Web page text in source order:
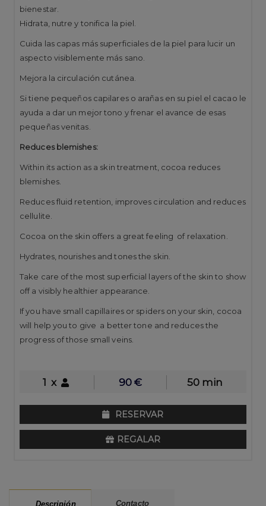
bienestar.
Hidrata, nutre y tonifica la piel.
Cuida las capas más superficiales de la piel para lucir un
aspecto visiblemente más sano.
Mejora la circulación cutánea.
Si tiene pequeños capilares o arañas en su piel el cacao le
ayuda a dar un mejor tono y frenar el avance de esas
pequeñas venitas.
Reduces blemishes:
Within its action as a skin treatment, cocoa reduces
blemishes.
Reduces fluid retention, improves circulation and reduces
cellulite.
Cocoa on the skin offers a great feeling of relaxation.
Hydrates, nourishes and tones the skin.
Take care of the most superficial layers of the skin to show
off a visibly healthier appearance.
If you have small capillaires or spiders on your skin, cocoa
will help you to give a better tone and reduces the
progress of those small veins.
1 x 90€ 50 min
RESERVAR
REGALAR
Descripión Contacto